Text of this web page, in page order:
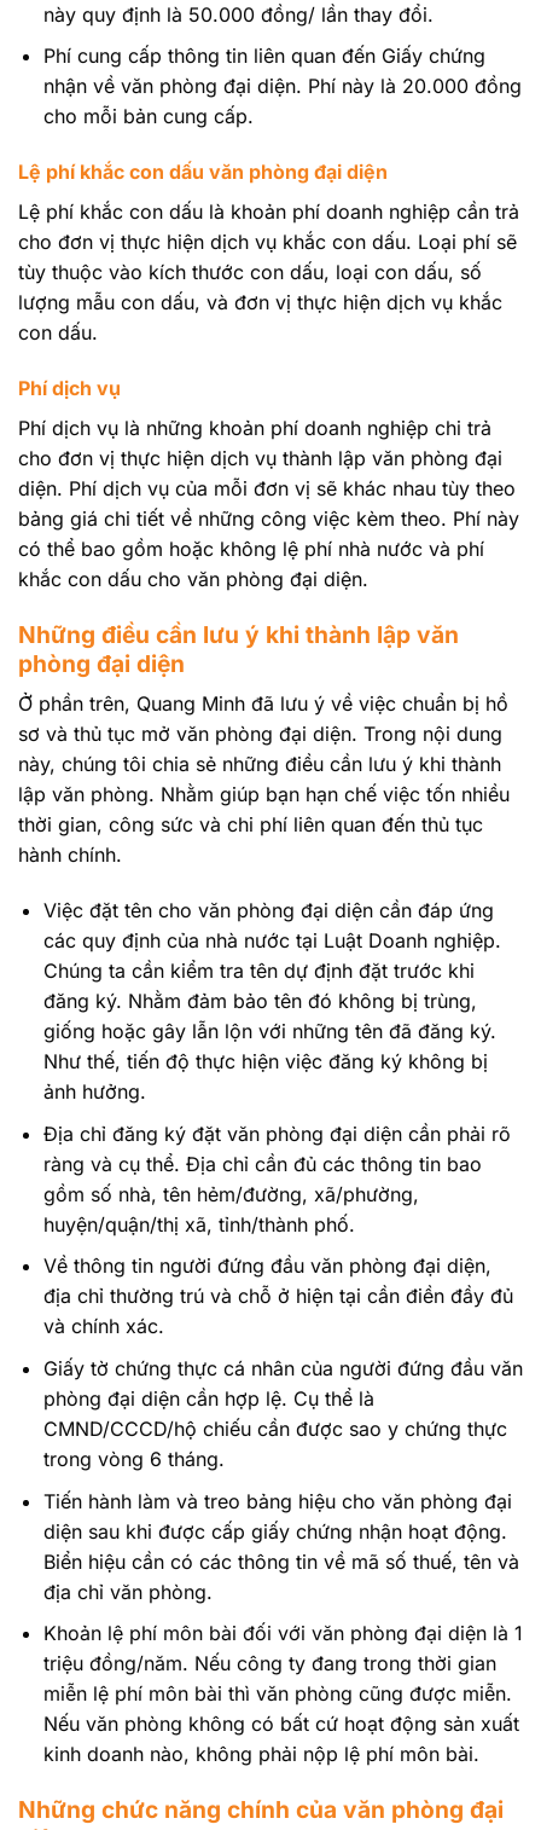
này quy định là 50.000 đồng/ lần thay đổi.
Phí cung cấp thông tin liên quan đến Giấy chứng
nhận về văn phòng đại diện. Phí này là 20.000 đồng
cho mỗi bản cung cấp.
Lệ phí khắc con dấu văn phòng đại diện
Lệ phí khắc con dấu là khoản phí doanh nghiệp cần trả
cho đơn vị thực hiện dịch vụ khắc con dấu. Loại phí sẽ
tùy thuộc vào kích thước con dấu, loại con dấu, số
lượng mẫu con dấu, và đơn vị thực hiện dịch vụ khắc
con dấu.
Phí dịch vụ
Phí dịch vụ là những khoản phí doanh nghiệp chi trả
cho đơn vị thực hiện dịch vụ thành lập văn phòng đại
diện. Phí dịch vụ của mỗi đơn vị sẽ khác nhau tùy theo
bảng giá chi tiết về những công việc kèm theo. Phí này
có thể bao gồm hoặc không lệ phí nhà nước và phí
khắc con dấu cho văn phòng đại diện.
Những điều cần lưu ý khi thành lập văn
phòng đại diện
Ở phần trên, Quang Minh đã lưu ý về việc chuẩn bị hồ
sơ và thủ tục mở văn phòng đại diện. Trong nội dung
này, chúng tôi chia sẻ những điều cần lưu ý khi thành
lập văn phòng. Nhằm giúp bạn hạn chế việc tốn nhiều
thời gian, công sức và chi phí liên quan đến thủ tục
hành chính.
Việc đặt tên cho văn phòng đại diện cần đáp ứng
các quy định của nhà nước tại Luật Doanh nghiệp.
Chúng ta cần kiểm tra tên dự định đặt trước khi
đăng ký. Nhằm đảm bảo tên đó không bị trùng,
giống hoặc gây lẫn lộn với những tên đã đăng ký.
Như thế, tiến độ thực hiện việc đăng ký không bị
ảnh hưởng.
Địa chỉ đăng ký đặt văn phòng đại diện cần phải rõ
ràng và cụ thể. Địa chỉ cần đủ các thông tin bao
gồm số nhà, tên hẻm/đường, xã/phường,
huyện/quận/thị xã, tỉnh/thành phố.
Về thông tin người đứng đầu văn phòng đại diện,
địa chỉ thường trú và chỗ ở hiện tại cần điền đầy đủ
và chính xác.
Giấy tờ chứng thực cá nhân của người đứng đầu văn
phòng đại diện cần hợp lệ. Cụ thể là
CMND/CCCD/hộ chiếu cần được sao y chứng thực
trong vòng 6 tháng.
Tiến hành làm và treo bảng hiệu cho văn phòng đại
diện sau khi được cấp giấy chứng nhận hoạt động.
Biển hiệu cần có các thông tin về mã số thuế, tên và
địa chỉ văn phòng.
Khoản lệ phí môn bài đối với văn phòng đại diện là 1
triệu đồng/năm. Nếu công ty đang trong thời gian
miễn lệ phí môn bài thì văn phòng cũng được miễn.
Nếu văn phòng không có bất cứ hoạt động sản xuất
kinh doanh nào, không phải nộp lệ phí môn bài.
Những chức năng chính của văn phòng đại